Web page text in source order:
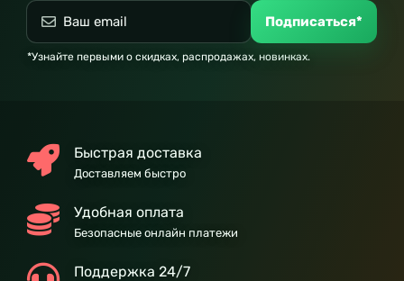
Подписаться*
*Узнайте первыми о скидках, распродажах, новинках.
Быстрая доставка
Доставляем быстро
Удобная оплата
Безопасные онлайн платежи
Поддержка 24/7